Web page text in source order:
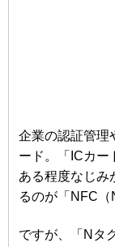
企業の認証管理
ード。「ICカー
ある程度なじみ
るのが「NFC（
ですが、「Nタ